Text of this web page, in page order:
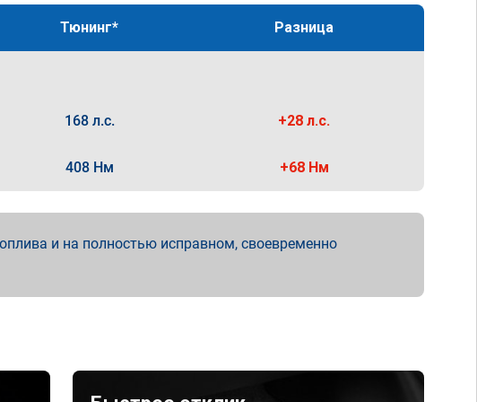
Тюнинг* Разница
168 л.с. +28 л.с.
408 Нм +68 Нм
и на полностью исправном, своевременно